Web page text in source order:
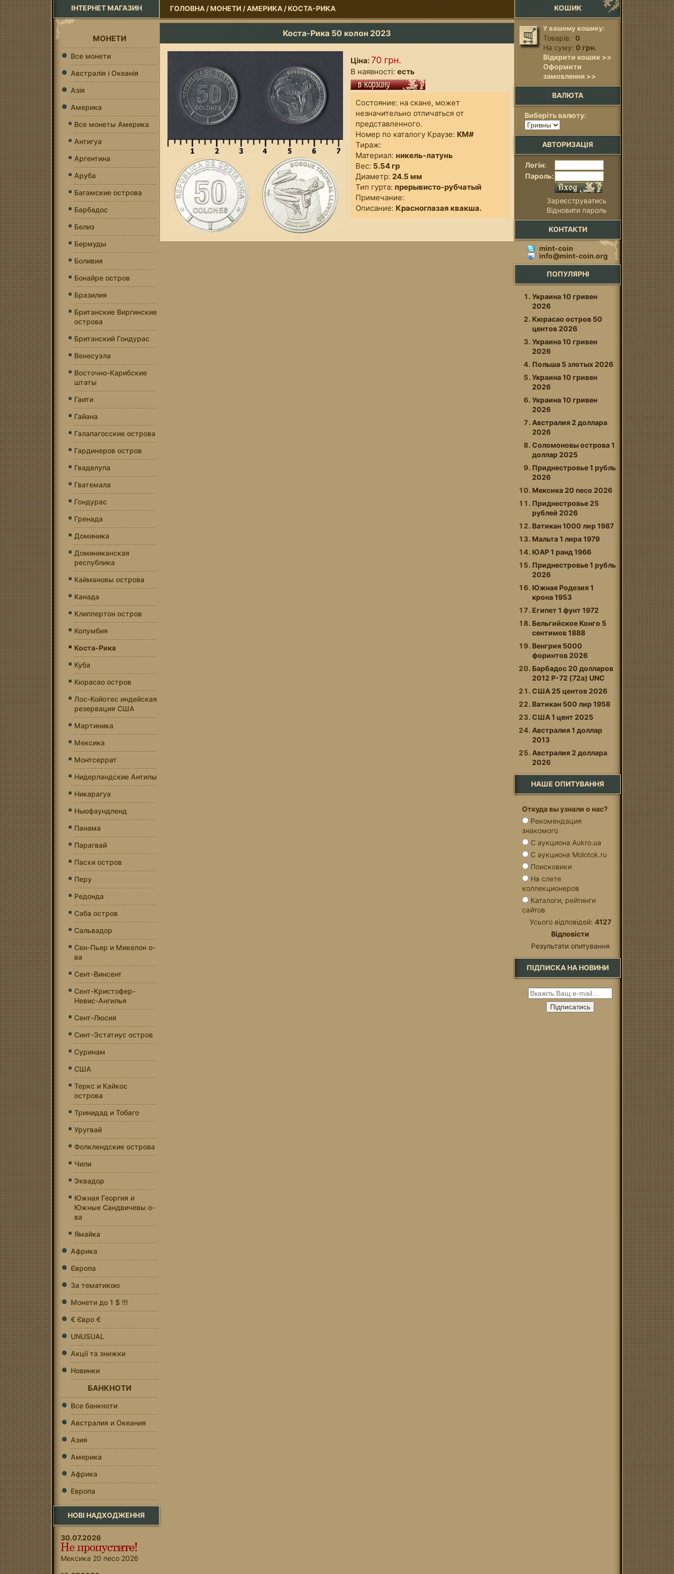
ГОЛОВНА/МОНЕТИ/АМЕРИКА/КОСТА-РИКА
Коста-Рика 50 колон 2023
Ціна:70 грн.
В наявності: есть
Состояние: на скане, может
незначительно отличаться от
представленного.
Номер по каталогу Краузе: KM#
Тираж:
Материал: никель-латунь
Вес: 5.54 гр
Диаметр: 24.5 мм
Тип гурта: прерывисто-рубчатый
Примечание:
Описание: Красноглазая квакша.
ІНТЕРНЕТ МАГАЗИН
МОНЕТИ
Все монети
Австралія і Океанія
Азія
Америка
Все монеты Америка
Антигуа
Аргентина
Аруба
Багамские острова
Барбадос
Белиз
Бермуды
Боливия
Бонайре остров
Бразилия
Британские Виргинские
острова
Британский Гондурас
Венесуэла
Восточно-Карибские
штаты
Гаити
Гайана
Галапагосские острова
Гардинеров остров
Гваделупа
Гватемала
Гондурас
Гренада
Доминика
Доминиканская
республика
Каймановы острова
Канада
Клиппертон остров
Колумбия
Коста-Рика
Куба
Кюрасао остров
Лос-Койотес индейская
резервация США
Мартиника
Мексика
Монтсеррат
Нидерландские Антилы
Никарагуа
Ньюфаундленд
Панама
Парагвай
Пасхи остров
Перу
Редонда
Саба остров
Сальвадор
Сен-Пьер и Микелон о-
ва
Сент-Винсент
Сент-Кристофер-
Невис-Ангилья
Сент-Люсия
Синт-Эстатиус остров
Суринам
США
Теркс и Кайкос
острова
Тринидад и Тобаго
Уругвай
Фолклендские острова
Чили
Эквадор
Южная Георгия и
Южные Сандвичевы о-
ва
Ямайка
Африка
Європа
За тематикою
Монети до 1 $ !!!
€ Євро €
UNUSUAL
Акції та знижки
Новинки
БАНКНОТИ
Все банкноти
Австралия и Океания
Азия
Америка
Африка
Европа
НОВІ НАДХОДЖЕННЯ
30.07.2026
Мексика 20 песо 2026
КОШИК
У вашому кошику:
Товарів: 0
На суму: 0 грн.
Відкрити кошик >>
Оформити
замовлення >>
ВАЛЮТА
Виберіть валюту:
АВТОРИЗАЦІЯ
Логін:
Пароль:
Зареєструватись
Відновити пароль
КОНТАКТИ
mint-coin
info@mint-coin.org
ПОПУЛЯРНІ
Украина 10 гривен
2026
Кюрасао остров 50
центов 2026
Украина 10 гривен
2026
Польша 5 злотых 2026
Украина 10 гривен
2026
Украина 10 гривен
2026
Австралия 2 доллара
2026
Соломоновы оcтрова 1
доллар 2025
Приднестровье 1 рубль
2026
Мексика 20 песо 2026
Приднестровье 25
рублей 2026
Ватикан 1000 лир 1987
Мальта 1 лира 1979
ЮАР 1 ранд 1966
Приднестровье 1 рубль
2026
Южная Родезия 1
крона 1953
Египет 1 фунт 1972
Бельгийское Конго 5
сентимов 1888
Венгрия 5000
форинтов 2026
Барбадос 20 долларов
2012 P-72 (72a) UNC
США 25 центов 2026
Ватикан 500 лир 1958
США 1 цент 2025
Австралия 1 доллар
2013
Австралия 2 доллара
2026
НАШЕ ОПИТУВАННЯ
Откуда вы узнали о нас?
Рекомендация
знакомого
С аукциона Aukro.ua
С аукциона Molotok.ru
Поисковики
На слете
коллекционеров
Каталоги, рейтинги
сайтов
Усього відповідей: 4127
Відповісти
Результати опитування
ПІДПИСКА НА НОВИНИ